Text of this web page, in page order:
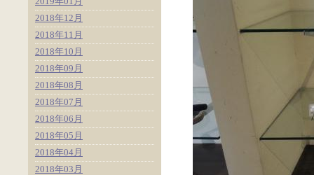
2018年12月
2018年11月
2018年10月
2018年09月
2018年08月
2018年07月
2018年06月
2018年05月
2018年04月
2018年03月